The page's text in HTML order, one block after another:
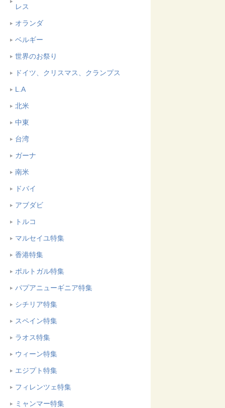
レス
オランダ
ベルギー
世界のお祭り
ドイツ、クリスマス、クランプス
L.A
北米
中東
台湾
ガーナ
南米
ドバイ
アブダビ
トルコ
マルセイユ特集
香港特集
ポルトガル特集
パプアニューギニア特集
シチリア特集
スペイン特集
ラオス特集
ウィーン特集
エジプト特集
フィレンツェ特集
ミャンマー特集